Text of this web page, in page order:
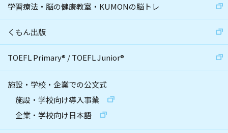
学習療法・脳の健康教室・KUMONの脳トレ
くもん出版
TOEFL Primary® /TOEFL Junior®
施設・学校・企業での公文式
施設・学校向け導入事業
企業・学校向け日本語